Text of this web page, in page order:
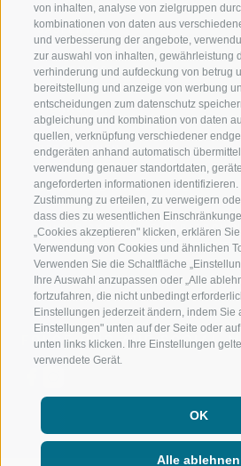
von inhalten, analyse von zielgruppen
kombinationen von daten aus
und verbesserung der angebote,
zur auswahl von inhalten, gewährleistung
verhinderung und aufdeckung von betrug
bereitstellung und anzeige von werbung
entscheidungen zum datenschutz
abgleichung und kombination von daten
quellen, verknüpfung verschiedener
endgeräten anhand automatisch
verwendung genauer standortdaten,
angeforderten informationen identifizieren.
Zustimmung zu erteilen, zu verweigern
dass dies zu wesentlichen
„Cookies akzeptieren" klicken, erklären
Verwendung von Cookies und ähnlichen
Verwenden Sie die Schaltfläche
Ihre Auswahl anzupassen oder „Alle
fortzufahren, die nicht unbedingt
Einstellungen jederzeit ändern, indem Sie
Einstellungen" unten auf der Seite oder
unten links klicken. Ihre Einstellungen
verwendete Gerät.
OK
Alle ablehnen
JAUFENTAL
RATSCHINGS
RIDNAUNTAL
BERGBAHNEN
SKISCHULE RATSCHINGS
LUISL'S SKISCHULE IN
FOLGE UNS AUF SOCIAL